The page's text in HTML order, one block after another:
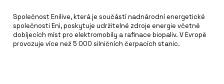
Společnost Enilive, která je součástí nadnárodní energetické
společnosti Eni, poskytuje udržitelné zdroje energie včetně
dobíjecích míst pro elektromobily a rafinace biopaliv. V Evropě
provozuje více než 5 000 silničních čerpacích stanic.